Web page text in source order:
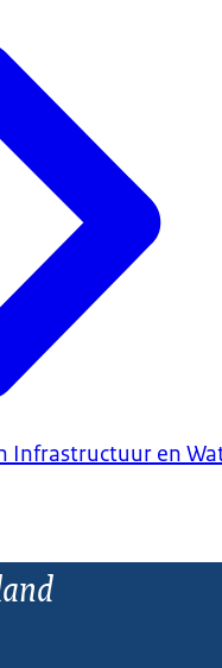
Infrastructuur en